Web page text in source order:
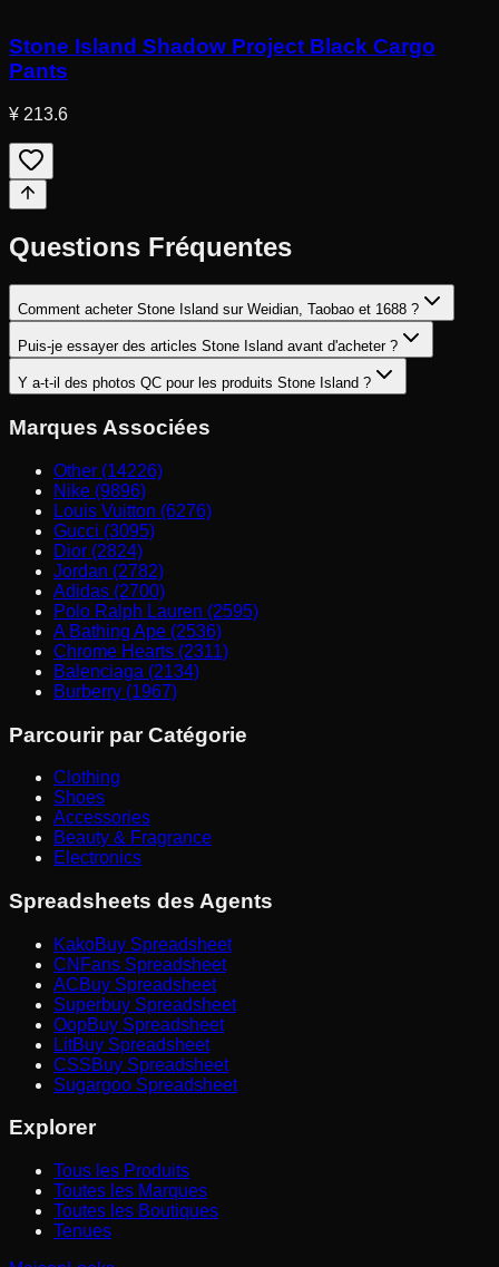
Stone Island Shadow Project Black Cargo
Pants
¥ 213.6
Questions Fréquentes
Comment acheter Stone Island sur Weidian, Taobao et 1688 ?
Puis-je essayer des articles Stone Island avant d'acheter ?
Y a-t-il des photos QC pour les produits Stone Island ?
Marques Associées
Other (14226)
Nike (9896)
Louis Vuitton (6276)
Gucci (3095)
Dior (2824)
Jordan (2782)
Adidas (2700)
Polo Ralph Lauren (2595)
A Bathing Ape (2536)
Chrome Hearts (2311)
Balenciaga (2134)
Burberry (1967)
Parcourir par Catégorie
Clothing
Shoes
Accessories
Beauty & Fragrance
Electronics
Spreadsheets des Agents
KakoBuy Spreadsheet
CNFans Spreadsheet
ACBuy Spreadsheet
Superbuy Spreadsheet
OopBuy Spreadsheet
LitBuy Spreadsheet
CSSBuy Spreadsheet
Sugargoo Spreadsheet
Explorer
Tous les Produits
Toutes les Marques
Toutes les Boutiques
Tenues